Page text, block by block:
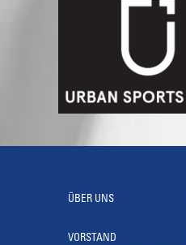
ÜBER UNS
VORSTAND